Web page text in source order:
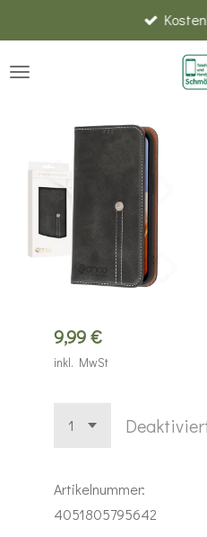
Hauptinhalt
springen
9,99 €
inkl. MwSt
Artikelnummer:
4051805795642